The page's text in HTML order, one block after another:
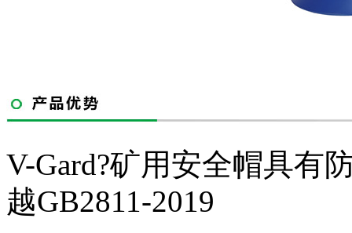
V-Gard?矿用安全帽具有
越GB2811-2019